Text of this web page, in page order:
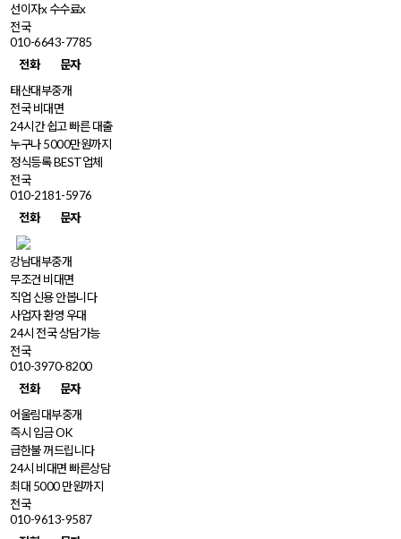
선이자x 수수료x
전국
010-6643-7785
전화
문자
태산대부중개
전국 비대면
24시간 쉽고 빠른 대출
누구나 5000만원까지
정식등록 BEST업체
전국
010-2181-5976
전화
문자
강남대부중개
무조건 비대면
직업 신용 안봅니다
사업자 환영 우대
24시 전국 상담가능
전국
010-3970-8200
전화
문자
어울림대부중개
즉시 입금 OK
급한불 꺼드립니다
24시 비대면 빠른상담
최대 5000 만원까지
전국
010-9613-9587